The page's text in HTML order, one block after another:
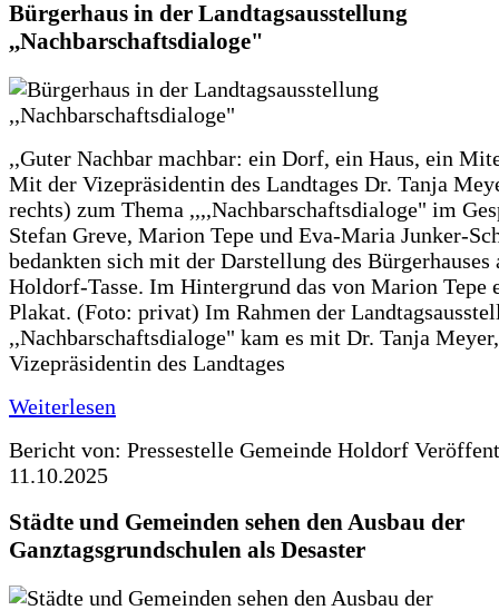
Bürgerhaus in der Landtagsausstellung
,,Nachbarschaftsdialoge"
,,Guter Nachbar machbar: ein Dorf, ein Haus, ein
Mit der Vizepräsidentin des Landtages Dr. Tanja
rechts) zum Thema ,,,,Nachbarschaftsdialoge" im
Stefan Greve, Marion Tepe und Eva-Maria Junker-
bedankten sich mit der Darstellung des Bürgerhauses
Holdorf-Tasse. Im Hintergrund das von Marion Tepe
Plakat. (Foto: privat) Im Rahmen der
,,Nachbarschaftsdialoge" kam es mit Dr. Tanja Meyer,
Vizepräsidentin des Landtages
Weiterlesen
Bericht von: Pressestelle Gemeinde Holdorf
11.10.2025
Städte und Gemeinden sehen den Ausbau der
Ganztagsgrundschulen als Desaster